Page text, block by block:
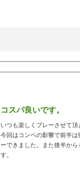
コスパ良いです。
いつも楽しくプレーさせて頂
今回はコンペの影響で前半
ーできました。また後半か
す。